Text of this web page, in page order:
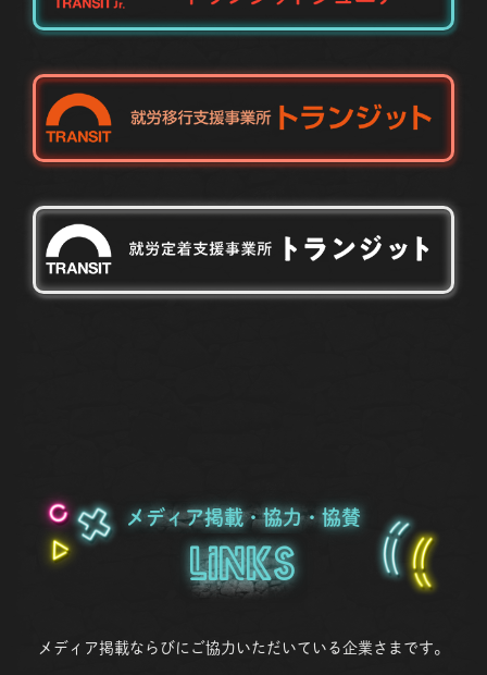
メディア掲載・協力・協賛
Links
メディア掲載ならびにご協力いただいている企業さまです。